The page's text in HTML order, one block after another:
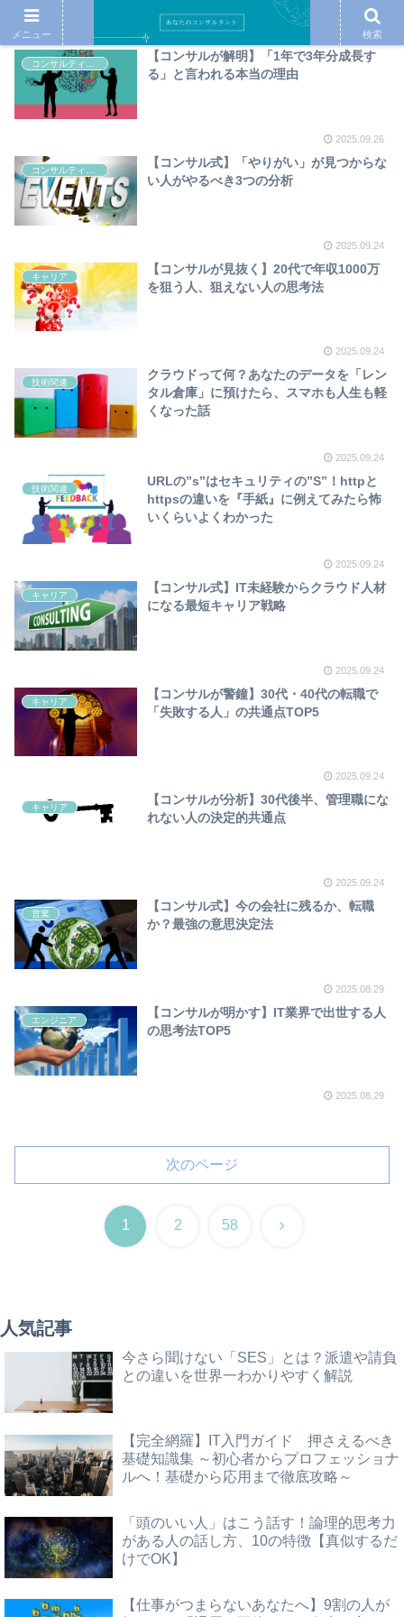
【コンサルが解明】「1年で3年分成長す
る」と言われる本当の理由
2025.09.26
【コンサル式】「やりがい」が見つからな
い人がやるべき3つの分析
2025.09.24
キャリア
【コンサルが見抜く】20代で年収1000万
を狙う人、狙えない人の思考法
2025.09.24
技術関連
クラウドって何？あなたのデータを「レン
タル倉庫」に預けたら、スマホも人生も軽
くなった話
2025.09.24
技術関連
URLの”s”はセキュリティの”S”！httpと
httpsの違いを『手紙』に例えてみたら怖
いくらいよくわかった
2025.09.24
キャリア
【コンサル式】IT未経験からクラウド人材
になる最短キャリア戦略
2025.09.24
キャリア
【コンサルが警鐘】30代・40代の転職で
「失敗する人」の共通点TOP5
2025.09.24
キャリア
【コンサルが分析】30代後半、管理職にな
れない人の決定的共通点
2025.09.24
営業
【コンサル式】今の会社に残るか、転職
か？最強の意思決定法
2025.08.29
エンジニア
【コンサルが明かす】IT業界で出世する人
の思考法TOP5
2025.08.29
次のページ
1 2 58 次
人気記事
今さら聞けない「SES」とは？派遣や請負
との違いを世界一わかりやすく解説
【完全網羅】IT入門ガイド 押さえるべき
基礎知識集 ～初心者からプロフェッショナ
ルへ！基礎から応用まで徹底攻略～
「頭のいい人」はこう話す！論理的思考力
がある人の話し方、10の特徴【真似するだ
けでOK】
【仕事がつまらないあなたへ】9割の人が
メニュー 検索